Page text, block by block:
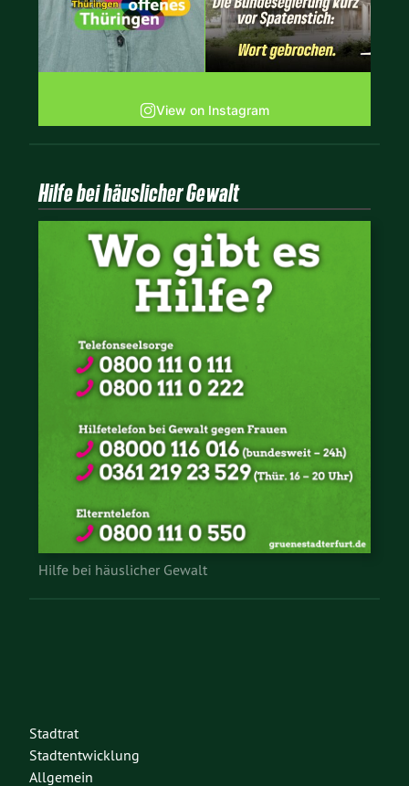
View on Instagram
Hilfe bei häuslicher Gewalt
Hilfe bei häuslicher Gewalt
Stadtrat
Stadtentwicklung
Allgemein